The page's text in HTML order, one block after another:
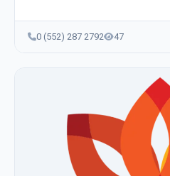
0 (552) 287 2792 47